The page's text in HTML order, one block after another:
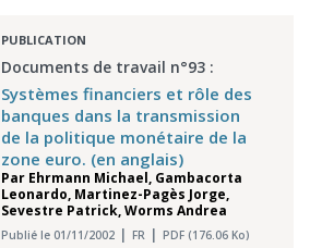
PUBLICATION
Documents de travail n°93 :
Systèmes financiers et rôle des
banques dans la transmission
de la politique monétaire de la
zone euro. (en anglais)
Par Ehrmann Michael, Gambacorta
Leonardo, Martinez-Pagès Jorge,
Sevestre Patrick,Worms Andrea
Publié le 01/11/2002 FR PDF (176.06 Ko)